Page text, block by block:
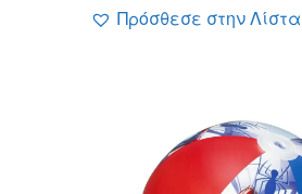
Πρόσθεσε στην